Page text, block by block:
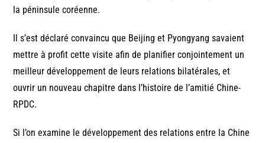
la péninsule coréenne.
Il s’est déclaré convaincu que Beijing et Pyongyang savaient
mettre à profit cette visite afin de planifier conjointement un
meilleur développement de leurs relations bilatérales, et
ouvrir un nouveau chapitre dans l’histoire de l’amitié Chine-
RPDC.
Si l’on examine le développement des relations entre la Chine